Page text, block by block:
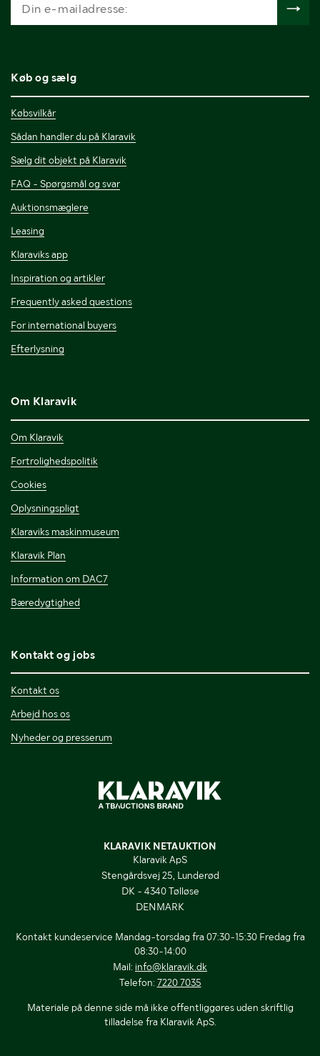
Køb og sælg
Købsvilkår
Sådan handler du på Klaravik
Sælg dit objekt på Klaravik
FAQ - Spørgsmål og svar
Auktionsmæglere
Leasing
Klaraviks app
Inspiration og artikler
Frequently asked questions
For international buyers
Efterlysning
Om Klaravik
Om Klaravik
Fortrolighedspolitik
Cookies
Oplysningspligt
Klaraviks maskinmuseum
Klaravik Plan
Information om DAC7
Bæredygtighed
Kontakt og jobs
Kontakt os
Arbejd hos os
Nyheder og presserum
KLARAVIK NETAUKTION
Klaravik ApS
Stengårdsvej 25, Lunderød
DK - 4340 Tølløse
DENMARK
Kontakt kundeservice Mandag-torsdag fra 07:30-15:30 Fredag fra
08:30-14:00
Mail: info@klaravik.dk
Telefon: 7220 7035
Materiale på denne side må ikke offentliggøres uden skriftlig
tilladelse fra Klaravik ApS.